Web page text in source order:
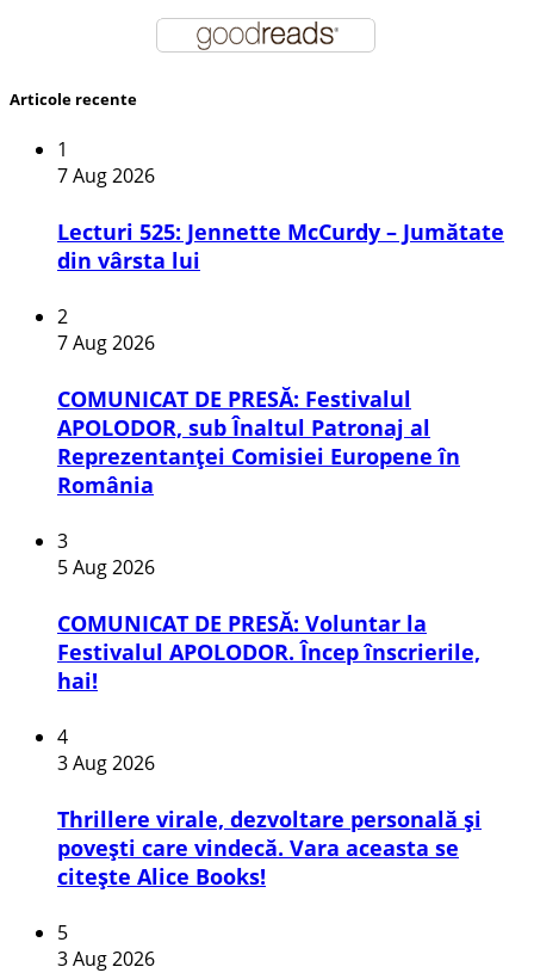
Articole recente
1
7 Aug 2026
Lecturi 525: Jennette McCurdy – Jumătate
din vârsta lui
2
7 Aug 2026
COMUNICAT DE PRESĂ: Festivalul
APOLODOR, sub Înaltul Patronaj al
Reprezentanței Comisiei Europene în
România
3
5 Aug 2026
COMUNICAT DE PRESĂ: Voluntar la
Festivalul APOLODOR. Încep înscrierile,
hai!
4
3 Aug 2026
Thrillere virale, dezvoltare personală și
povești care vindecă. Vara aceasta se
citește Alice Books!
5
3 Aug 2026